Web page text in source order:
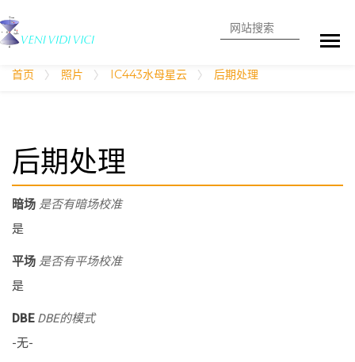
搜索
首页 照片 IC443水母星云 后期处理
后期处理
暗场 是否有暗场校准
是
平场 是否有平场校准
是
DBE DBE的模式
-无-